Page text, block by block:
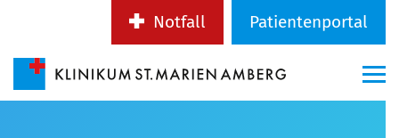
Notfall Patientenportal